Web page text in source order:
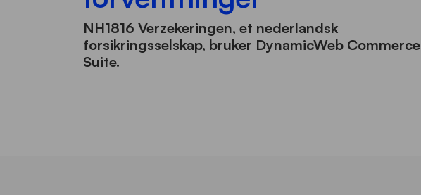
NH1816 Verzekeringen, et nederlandsk
forsikringsselskap, bruker DynamicWeb Commerce
Suite.